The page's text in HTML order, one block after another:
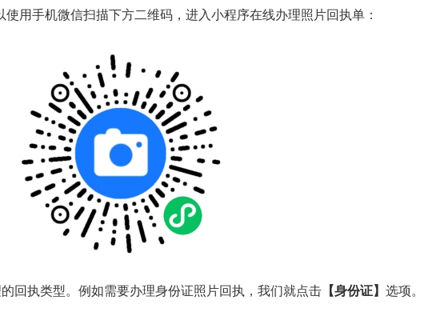
用手机微信扫描下方二维码，进入小程序在线办理照片回执单：
回执类型。例如需要办理身份证照片回执，我们就点击 【身份证】 选项。